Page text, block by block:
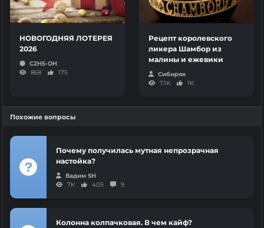
НОВОГОДНЯЯ ЛОТЕРЕЯ
2026
C2H5-OH
868
175
Рецепт королевского
ликера Шамбор из
малины и ежевики
Сибиряк
7.1K
1K
Похожие вопросы
Почему получилась мутная непрозрачная
настойка?
Вадим SH
7K
405 9
Колонна колпачковая. В чем кайф?